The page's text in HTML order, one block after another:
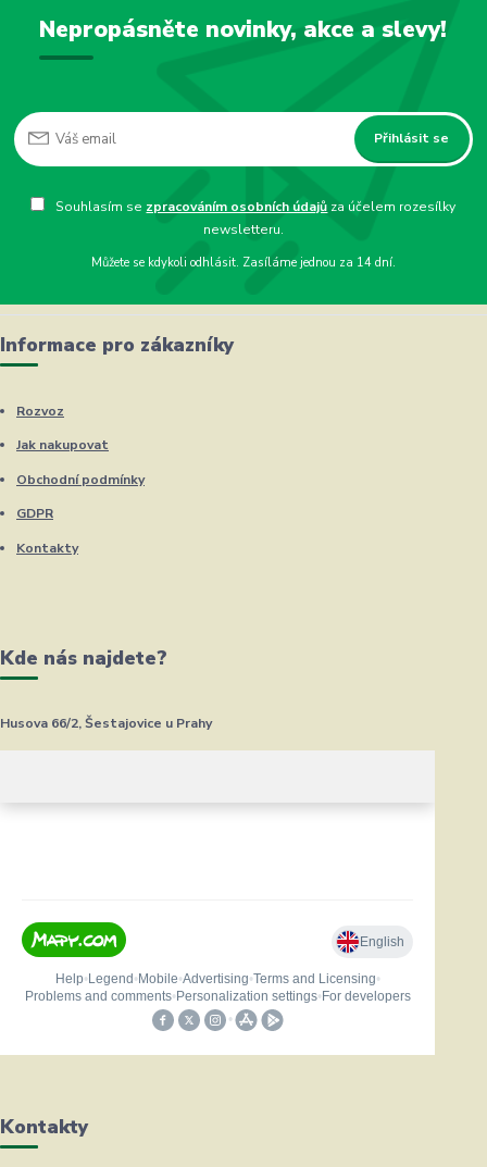
Nepropásněte novinky, akce a slevy!
Přihlásit se
Souhlasím se zpracováním osobních údajů za účelem rozesílky
newsletteru.
Můžete se kdykoli odhlásit. Zasíláme jednou za 14 dní.
Informace pro zákazníky
Rozvoz
Jak nakupovat
Obchodní podmínky
GDPR
Kontakty
Kde nás najdete?
Husova 66/2, Šestajovice u Prahy
Kontakty